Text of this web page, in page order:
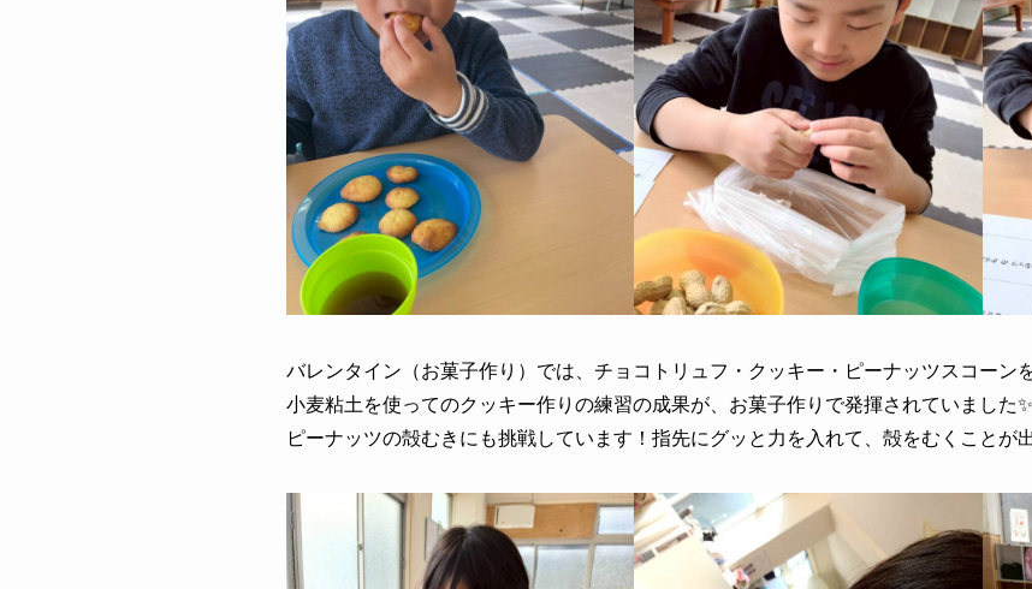
バレンタイン（お菓子作り）では、チョコトリュフ・クッキー・ピーナッツスコーン
小麦粘土を使ってのクッキー作りの練習の成果が、お菓子作りで発揮されていました✨
ピーナッツの殻むきにも挑戦しています！指先にグッと力を入れて、殻をむくことが